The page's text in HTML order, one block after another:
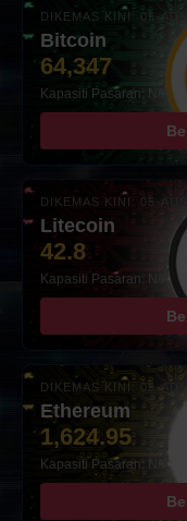
DIKEMAS KINI: 05-
Bitcoin
64,347
Kapasiti Pasaran: N/A
DIKEMAS KINI: 05-
Litecoin
42.8
Kapasiti Pasaran: N/A
DIKEMAS KINI: 05-
Ethereum
1,624.95
Kapasiti Pasaran: N/A